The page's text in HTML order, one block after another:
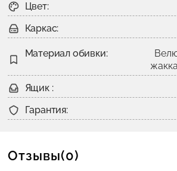
Цвет:
Каркас:
Материал обивки:
Ящик :
Гарантия:
Отзывы(0)